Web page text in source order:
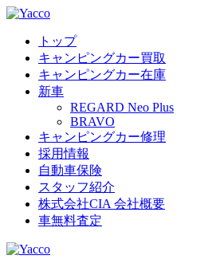
トップ
キャンピングカー買取
キャンピングカー在庫
新車
REGARD Neo Plus
BRAVO
キャンピングカー修理
採用情報
自動車保険
スタッフ紹介
株式会社CIA 会社概要
車無料査定